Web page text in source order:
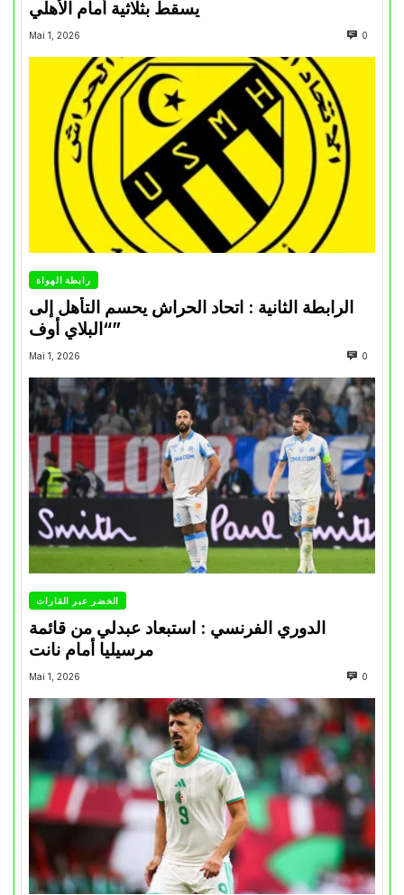
Mai 1, 2026 0
رابطة الهواة
الرابطة الثانية : اتحاد الحراش يحسم التأهل إلى
“البلاي أوف”
Mai 1, 2026 0
الخضر عبر القارات
الدوري الفرنسي : استبعاد عبدلي من قائمة
مرسيليا أمام نانت
Mai 1, 2026 0